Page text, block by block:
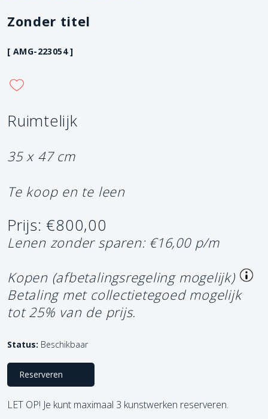
Zonder titel
[ AMG-223054 ]
Ruimtelijk
35 x 47 cm
Te koop en te leen
Prijs: €800,00
Lenen zonder sparen: €16,00 p/m
Kopen (afbetalingsregeling mogelijk)
Betaling met collectietegoed mogelijk
tot 25% van de prijs.
Status: Beschikbaar
Reserveren
LET OP! Je kunt maximaal 3 kunstwerken reserveren.